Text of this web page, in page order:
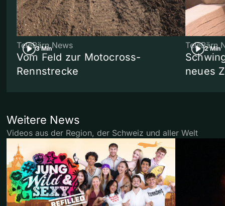
3 Min
TeleBärn News
Vom Feld zur Motocross-
Rennstrecke
2 Min
TeleBärn
neues
Weitere News
Videos aus der Region, der Schweiz und aller Welt